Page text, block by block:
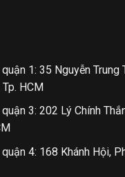
1: 35 Nguyễn Trung
Tp. HCM
3: 202 Lý Chính
4: 168 Khánh Hội,